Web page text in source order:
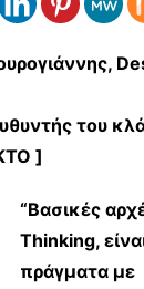
του
]
“Βασικές
Thinking,
πράγματα με